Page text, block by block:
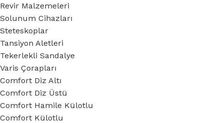
Revir Malzemeleri
Solunum Cihazları
Steteskoplar
Tansiyon Aletleri
Tekerlekli Sandalye
Varis Çorapları
Comfort Diz Altı
Comfort Diz Üstü
Comfort Hamile Külotlu
Comfort Külotlu